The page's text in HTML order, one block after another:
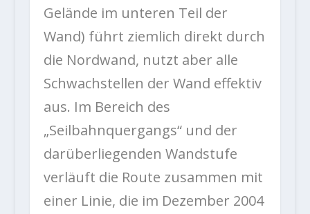
Gelände im unteren Teil der
Wand) führt ziemlich direkt durch
die Nordwand, nutzt aber alle
Schwachstellen der Wand effektiv
aus. Im Bereich des
„Seilbahnquergangs“ und der
darüberliegenden Wandstufe
verläuft die Route zusammen mit
einer Linie, die im Dezember 2004